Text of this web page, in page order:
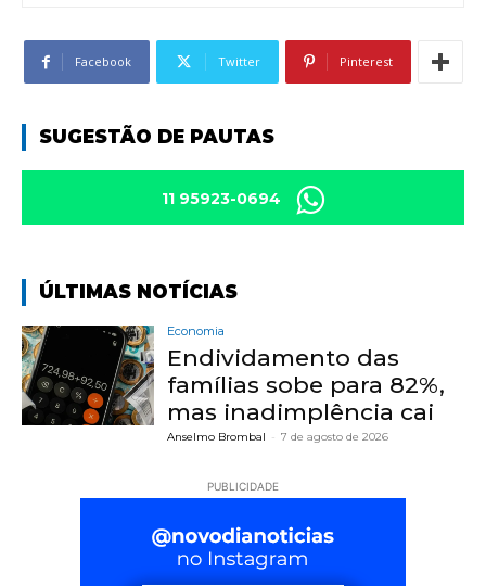
Facebook Twitter Pinterest
SUGESTÃO DE PAUTAS
11 95923-0694
ÚLTIMAS NOTÍCIAS
Economia
Endividamento das
famílias sobe para 82%,
mas inadimplência cai
Anselmo Brombal - 7 de agosto de 2026
PUBLICIDADE